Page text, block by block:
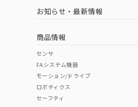
中国 RoHS 注意事項・凡例
中国 RoHS表
Pb Hg
お知らせ・最新情報
商品情報
センサ
FAシステム機器
モーション/ドライブ
ロボティクス
セーフティ